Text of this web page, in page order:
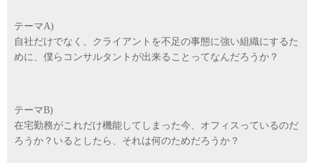
テーマA)
自社だけでなく、クライアントを不足の事態に強い組織にするた
めに、僕らコンサルタントが出来ることってなんだろうか？
テーマB)
在宅勤務がこれだけ機能してしまった今、オフィスっているのだ
ろうか？いるとしたら、それは何のためだろうか？